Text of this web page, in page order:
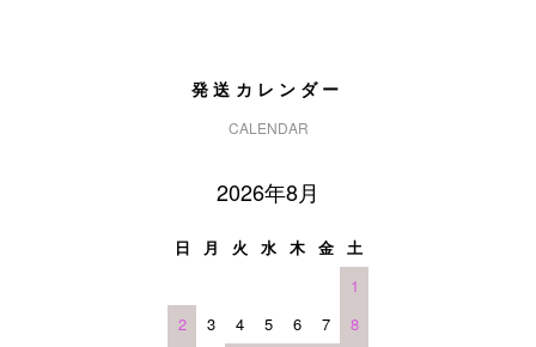
発送カレンダー
CALENDAR
2026年8月
日 月 火 水 木 金
土
1
2
3 4 5 6 7
8